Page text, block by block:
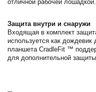
отличной рабочей лошадкой.
Защита внутри и снаружи
Входящая в комплект
используется как
планшета CradleFit ™
для дополнительной